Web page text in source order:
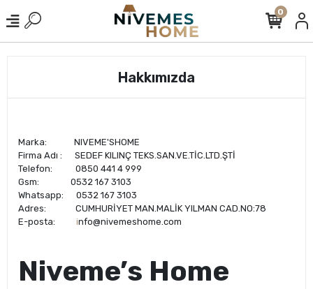
0
Hakkımızda
Marka: NIVEME'SHOME
Firma Adı : SEDEF KILINÇ TEKS.SAN.VE.TİC.LTD.ŞTİ
Telefon: 0850 441 4 999
Gsm: 0532 167 3103
Whatsapp: 0532 167 3103
Adres: CUMHURİYET MAN.MALİK YILMAN CAD.NO:78
E-posta: info@nivemeshome.com
Niveme’s Home